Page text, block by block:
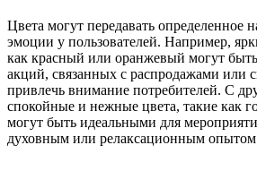
Цвета могут передавать определенное
эмоции у пользователей. Например,
как красный или оранжевый могут
акций, связанных с распродажами или
привлечь внимание потребителей. С
спокойные и нежные цвета, такие как
могут быть идеальными для
духовным или релаксационным